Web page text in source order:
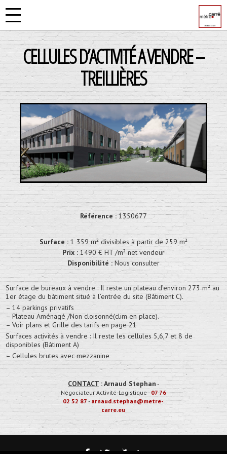
CELLULES D’ACTIVITÉ A VENDRE –
TREILLIÈRES
Référence : 1350677
Surface : 1 359 m² divisibles à partir de 259 m²
Prix : 1490 € HT /m² net vendeur
Disponibilité : Nous consulter
Surface de bureaux à vendre : Il reste un plateau d’environ 273 m² au
1er étage du bâtiment situé à l’entrée du site (Bâtiment C).
– 14 parkings privatifs
– Plateau Aménagé /Non cloisonné(clim en place).
– Voir plans et Grille des tarifs en page 21
Surfaces activités à vendre : Il reste les cellules 5,6,7 et 8 de
disponibles (Bâtiment A)
– Cellules brutes avec mezzanine
CONTACT:Arnaud Stephan -
Négociateur Activité-Logistique - 07 76
02 52 87 - arnaud.stephan@metre-
carre.eu